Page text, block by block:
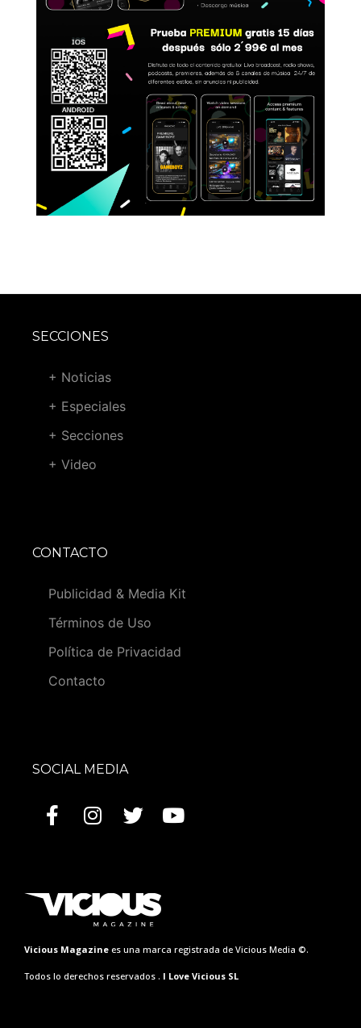
SECCIONES
+ Noticias
+ Especiales
+ Secciones
+ Video
CONTACTO
Publicidad & Media Kit
Términos de Uso
Política de Privacidad
Contacto
SOCIAL MEDIA
Vicious Magazine es una marca registrada de Vicious Media ©.
Todos lo derechos reservados . I Love Vicious SL